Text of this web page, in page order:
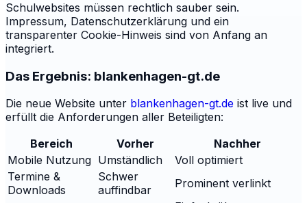
Schulwebsites müssen rechtlich sauber sein.
Impressum, Datenschutzerklärung und ein
transparenter Cookie-Hinweis sind von Anfang an
integriert.
Das Ergebnis: blankenhagen-gt.de
Die neue Website unter blankenhagen-gt.de ist live und
erfüllt die Anforderungen aller Beteiligten:
Bereich
Vorher
Nachher
Mobile Nutzung Umständlich
Voll optimiert
Termine &
Downloads
Schwer
auffindbar
Prominent verlinkt